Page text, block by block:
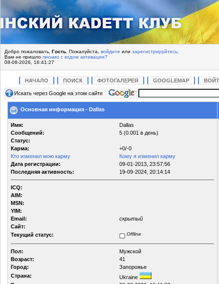
Добро пожаловать, Гость . Пожалуйста, войдите или зарегистрируйтесь
Вам не пришло письмо с кодом активации?
08-08-2026, 16:41:27
НАЧАЛО ПОИСК ФОТОГАЛЕРЕЯ GOOGLEMAP
Искать через Google на этом сайте
Основная информация - Dallas
Имя:
Dallas
Сообщений:
5 (0.001 в день)
Статус:
Карма:
+0/-0
Кто изменил мою карму
Кому я изменил карму
Дата регистрации:
09-01-2013, 23:57:56
Последняя активность:
19-09-2024, 20:14:14
ICQ:
AIM:
MSN:
YIM:
Email:
скрытый
Сайт:
Текущий статус:
Offline
Пол:
Мужской
Возраст:
41
Город:
Запорожье
Страна:
Ukraine